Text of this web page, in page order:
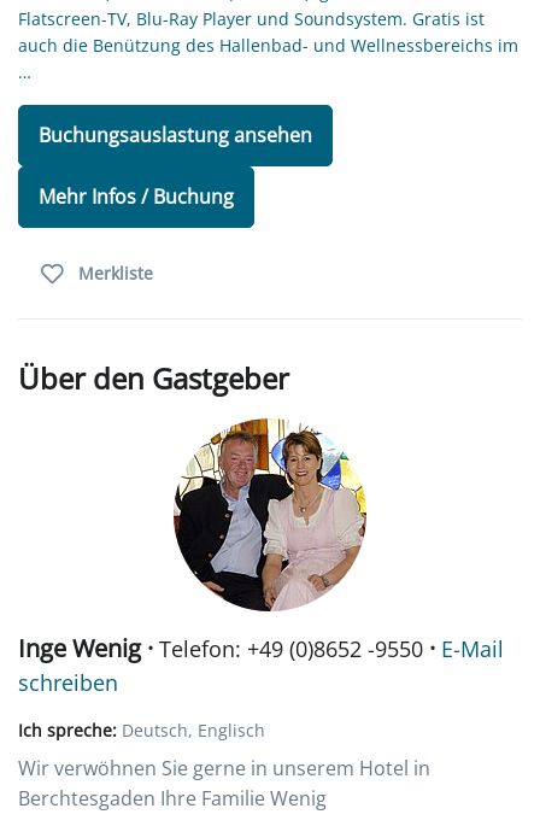
Flatscreen-TV, Blu-Ray Player und Soundsystem. Gratis ist
auch die Benützung des Hallenbad- und Wellnessbereichs im
…
Buchungsauslastung ansehen
Mehr Infos / Buchung
Merkliste
Über den Gastgeber
Inge Wenig · Telefon: +49 (0)8652 -9550 · E-Mail
schreiben
Ich spreche: Deutsch, Englisch
Wir verwöhnen Sie gerne in unserem Hotel in
Berchtesgaden Ihre Familie Wenig